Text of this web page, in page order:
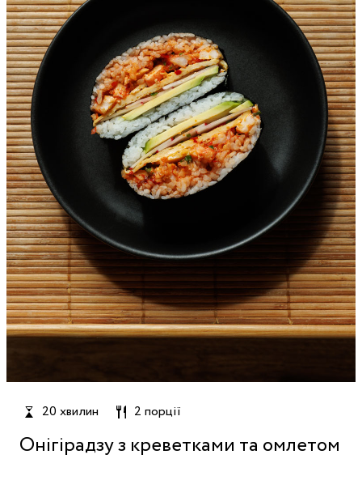
20 хвилин 2 порції
Онігірадзу з креветками та омлетом